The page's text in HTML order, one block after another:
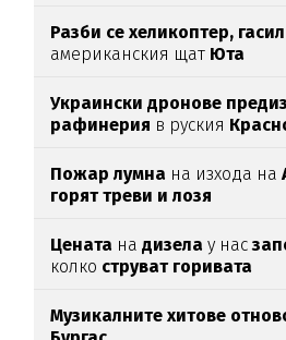
Разби се хеликоптер,
американския щат Юта
Украински дронове
рафинерия в руския
Пожар лумна на изхода на
горят треви и лозя
Цената надизела у нас
колко струват горивата
Музикалните хитове